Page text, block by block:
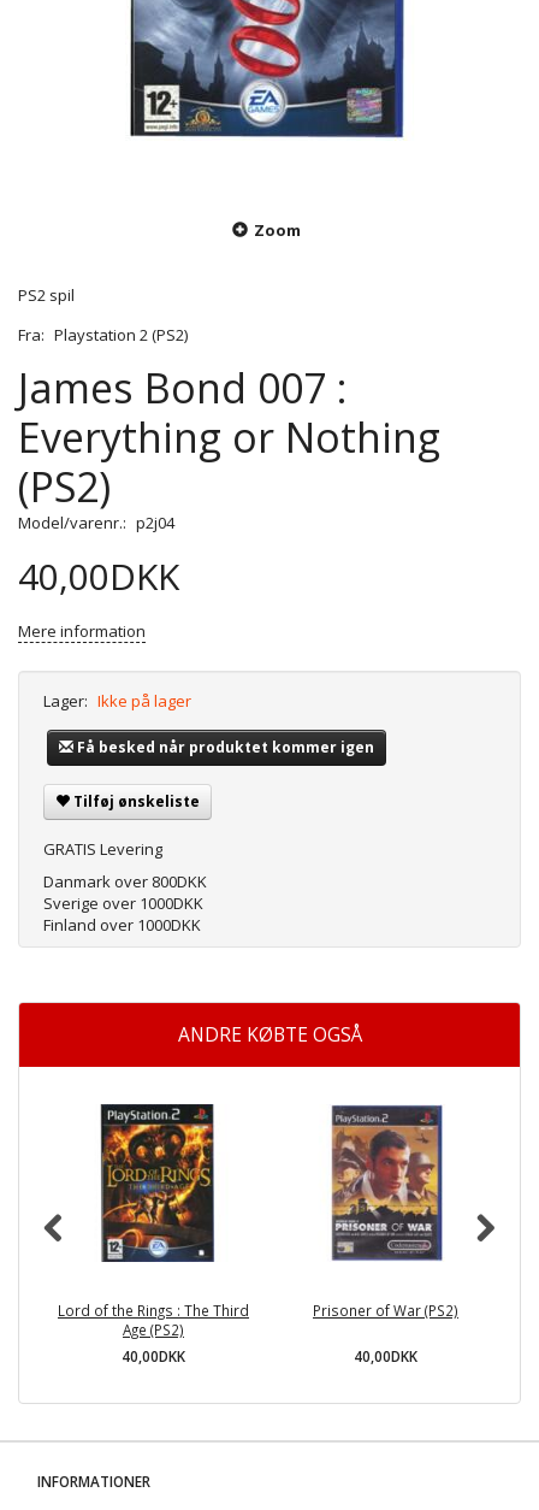
Zoom
PS2 spil
Fra: Playstation 2 (PS2)
James Bond 007 :
Everything or Nothing
(PS2)
Model/varenr.: p2j04
40,00DKK
Mere information
Lager: Ikke på lager
Få besked når produktet kommer igen
Tilføj ønskeliste
GRATIS Levering
Danmark over 800DKK
Sverige over 1000DKK
Finland over 1000DKK
ANDRE KØBTE OGSÅ
Lord of the Rings : The Third
Age (PS2)
40,00DKK
Prisoner of War (PS2)
40,00DKK
INFORMATIONER